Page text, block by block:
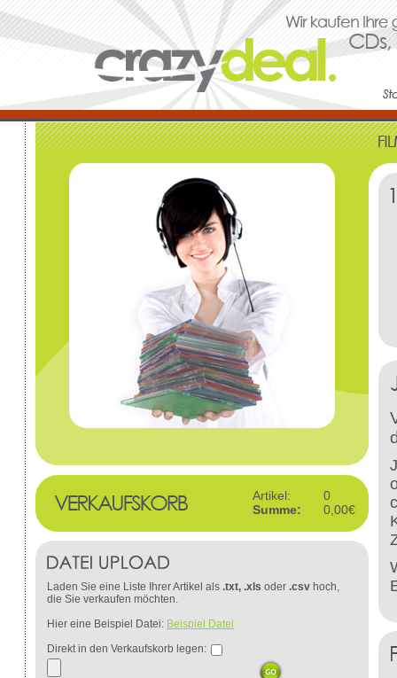
Artikel:
0
Summe:
0,00€
Laden Sie eine Liste Ihrer Artikel als .txt, .xls oder .csv hoch,
die Sie verkaufen möchten.
Hier eine Beispiel Datei: Beispiel Datei
Direkt in den Verkaufskorb legen: